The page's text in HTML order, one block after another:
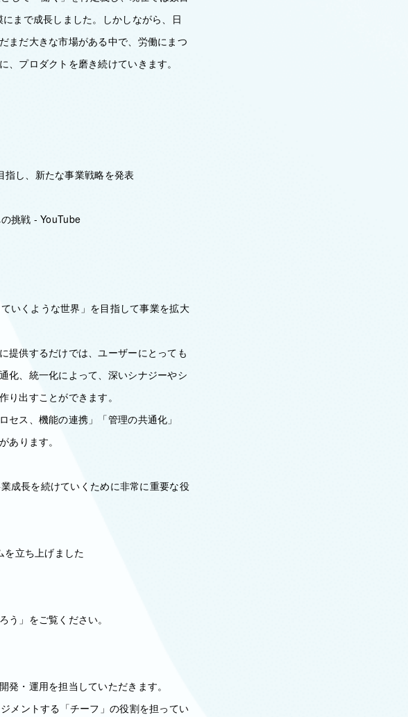
まで成長しました。しかしながら、日
まだ大きな市場がある中で、労働にまつ
プロダクトを磨き続けていきます。
指し、新たな事業戦略を発表
挑戦 - YouTube
いくような世界」を目指して事業を拡大
提供するだけでは、ユーザーにとっても
化、統一化によって、深いシナジーやシ
出すことができます。
ス、機能の連携」「管理の共通化」
あります。
成長を続けていくために非常に重要な役
を立ち上げました
」をご覧ください。
・運用を担当していただきます。
メントする「チーフ」の役割を担ってい